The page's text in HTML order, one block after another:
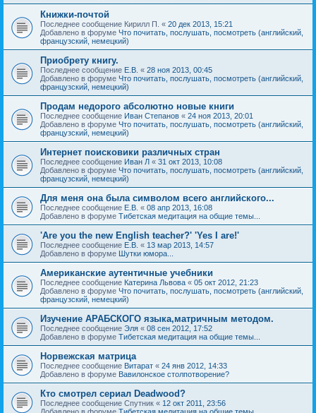
Книжки-почтой
Последнее сообщение Кирилл П. « 20 дек 2013, 15:21
Добавлено в форуме Что почитать, послушать, посмотреть (английский,
французский, немецкий)
Приобрету книгу.
Последнее сообщение Е.В. « 28 ноя 2013, 00:45
Добавлено в форуме Что почитать, послушать, посмотреть (английский,
французский, немецкий)
Продам недорого абсолютно новые книги
Последнее сообщение Иван Степанов « 24 ноя 2013, 20:01
Добавлено в форуме Что почитать, послушать, посмотреть (английский,
французский, немецкий)
Интернет поисковики различных стран
Последнее сообщение Иван Л « 31 окт 2013, 10:08
Добавлено в форуме Что почитать, послушать, посмотреть (английский,
французский, немецкий)
Для меня она была символом всего английского...
Последнее сообщение Е.В. « 08 апр 2013, 16:08
Добавлено в форуме Тибетская медитация на общие темы...
'Are you the new English teacher?' 'Yes I are!'
Последнее сообщение Е.В. « 13 мар 2013, 14:57
Добавлено в форуме Шутки юмора...
Американские аутентичные учебники
Последнее сообщение Катерина Львова « 05 окт 2012, 21:23
Добавлено в форуме Что почитать, послушать, посмотреть (английский,
французский, немецкий)
Изучение АРАБСКОГО языка,матричным методом.
Последнее сообщение Эля « 08 сен 2012, 17:52
Добавлено в форуме Тибетская медитация на общие темы...
Норвежская матрица
Последнее сообщение Витарат « 24 янв 2012, 14:33
Добавлено в форуме Вавилонское столпотворение?
Кто смотрел сериал Deadwood?
Последнее сообщение Спутник « 12 окт 2011, 23:56
Добавлено в форуме Тибетская медитация на общие темы...